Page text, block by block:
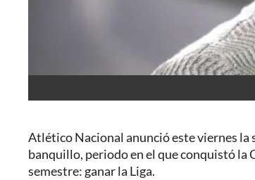
Atlético Nacional anunció este viernes la
banquillo, periodo en el que conquistó
semestre: ganar la Liga.